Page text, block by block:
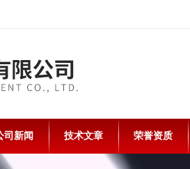
司新闻 技术文章 荣誉资质